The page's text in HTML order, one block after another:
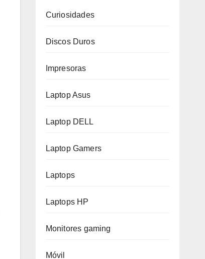
Curiosidades
Discos Duros
Impresoras
Laptop Asus
Laptop DELL
Laptop Gamers
Laptops
Laptops HP
Monitores gaming
Móvil